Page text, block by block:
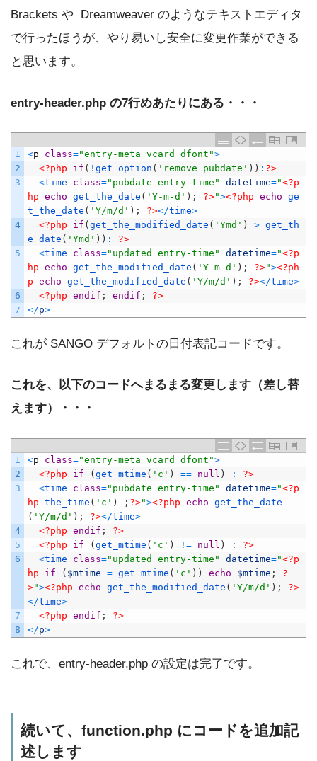
Brackets や Dreamweaver のようなテキストエディタ
で行ったほうが、やり易いし安全に変更作業ができる
と思います。
entry-header.php の7行めあたりにある・・・
1
2
3
4
5
6
7
<p class="entry-meta vcard dfont">
<?php
if ( ! get_option ( 'remove_pubdate' ) ) : ?>
<time class="pubdate entry-time" datetime="<?p
hp echo get_the_date ( 'Y-m-d' ) ; ?>"><?php echo ge
t_the_date ( 'Y/m/d' ) ; ?></time>
<?php
if ( get_the_modified_date ( 'Ymd' ) > get_th
e_date ( 'Ymd' ) ) :
?>
<time class="updated entry-time" datetime="<?p
hp echo get_the_modified_date ( 'Y-m-d' ) ; ?>"><?ph
p echo get_the_modified_date ( 'Y/m/d' ) ; ?></time>
<?php endif ; endif ;
?>
</p>
これが SANGO デフォルトの日付表記コードです。
これを、以下のコードへまるまる変更します（差し替
えます）・・・
1
2
3
4
5
6
7
8
<p class="entry-meta vcard dfont">
<?php
if (get_mtime ( 'c' ) == null ) :
?>
<time class="pubdate entry-time" datetime="<?p
hp the_time ( 'c' ) ; ?>"><?php echo get_the_date
( 'Y/m/d' ) ; ?></time>
<?php endif ;
?>
<?php
if (get_mtime ( 'c' ) != null ) :
?>
<time class="updated entry-time" datetime="<?p
hp
if ( $mtime = get_mtime ( 'c' ) ) echo $mtime ;
?
>"><?php echo get_the_modified_date ( 'Y/m/d' ) ;
?>
</time>
<?php endif ;
?>
</p>
これで、entry-header.php の設定は完了です。
続いて、function.php にコードを追加記
述します